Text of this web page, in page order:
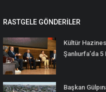
RASTGELE GÖNDERILER
Kültür
Şanlıurfa’da
Başkan